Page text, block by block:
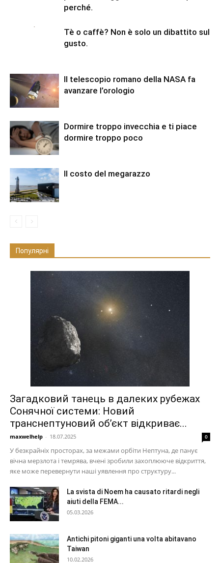
perché.
Tè o caffè? Non è solo un dibattito sul
gusto.
Il telescopio romano della NASA fa
avanzare l’orologio
Dormire troppo invecchia e ti piace
dormire troppo poco
Il costo del megarazzo
Популярні
Загадковий танець в далеких рубежах
Сонячної системи: Новий
транснептуновий об’єкт відкриває...
maxwelhelp - 18.07.2025 0
У безкрайніх просторах, за межами орбіти Нептуна, де панує
вічна мерзлота і темрява, вчені зробили захоплююче відкриття,
яке може перевернути наші уявлення про структуру...
La svista di Noem ha causato ritardi negli
aiuti della FEMA...
05.03.2026
Antichi pitoni giganti una volta abitavano
Taiwan
10.02.2026